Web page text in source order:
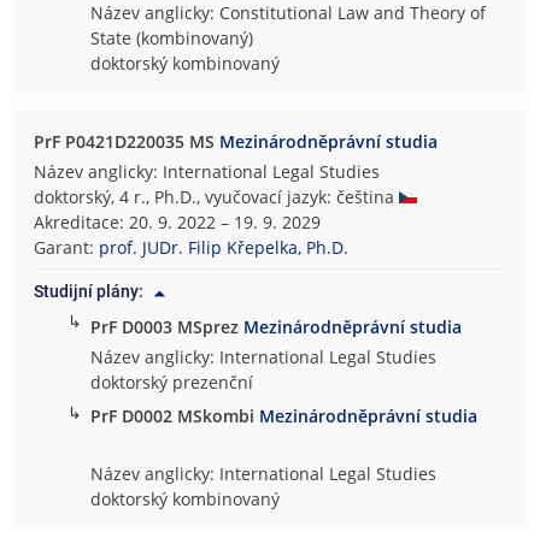
Název anglicky: Constitutional Law and Theory of
State (kombinovaný)
doktorský kombinovaný
PrF P0421D220035 MS Mezinárodněprávní studia
Název anglicky: International Legal Studies
doktorský, 4 r., Ph.D., vyučovací jazyk: čeština
Akreditace: 20. 9. 2022 – 19. 9. 2029
Garant: prof. JUDr. Filip Křepelka, Ph.D.
Studijní plány:
↳ PrF D0003 MSprez Mezinárodněprávní studia
Název anglicky: International Legal Studies
doktorský prezenční
↳ PrF D0002 MSkombi Mezinárodněprávní studia
Název anglicky: International Legal Studies
doktorský kombinovaný